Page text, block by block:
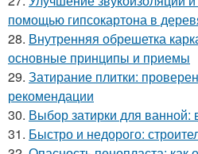
помощью гипсокартона в
28. Внутренняя обрешетка
основные принципы и приемы
29. Затирание плитки:
рекомендации
30. Выбор затирки для ванной:
31. Быстро и недорого: